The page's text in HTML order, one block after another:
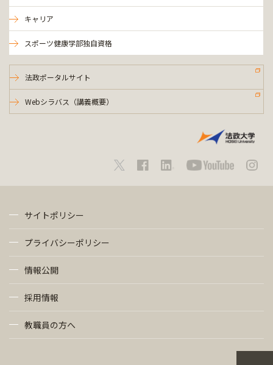
キャリア
スポーツ健康学部独自資格
法政ポータルサイト
Webシラバス（講義概要）
サイトポリシー
プライバシーポリシー
情報公開
採用情報
教職員の方へ